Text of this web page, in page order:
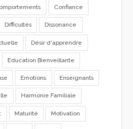
Confiance
Difficultés Dissonance
Désir d'apprendre
Education Bienveillante
Emotions Enseignants
Harmonie Familiale
Maturité Motivation